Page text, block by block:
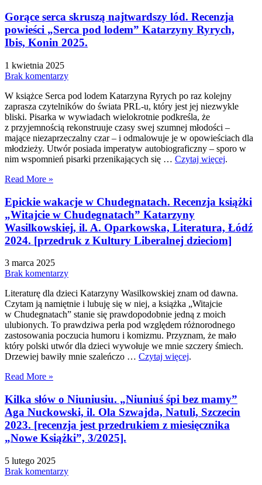
Gorące serca skruszą najtwardszy lód. Recenzja
powieści „Serca pod lodem” Katarzyny Ryrych,
Ibis, Konin 2025.
1 kwietnia 2025
Brak komentarzy
W książce Serca pod lodem Katarzyna Ryrych po raz kolejny
zaprasza czytelników do świata PRL-u, który jest jej niezwykle
bliski. Pisarka w wywiadach wielokrotnie podkreśla, że
z przyjemnością rekonstruuje czasy swej szumnej młodości –
mające niezaprzeczalny czar – i odmalowuje je w opowieściach dla
młodzieży. Utwór posiada imperatyw autobiograficzny – sporo w
nim wspomnień pisarki przenikających się … Czytaj więcej.
Read More »
Epickie wakacje w Chudegnatach. Recenzja książki
„Witajcie w Chudegnatach” Katarzyny
Wasilkowskiej, il. A. Oparkowska, Literatura, Łódź
2024. [przedruk z Kultury Liberalnej dzieciom]
3 marca 2025
Brak komentarzy
Literaturę dla dzieci Katarzyny Wasilkowskiej znam od dawna.
Czytam ją namiętnie i lubuję się w niej, a książka „Witajcie
w Chudegnatach” stanie się prawdopodobnie jedną z moich
ulubionych. To prawdziwa perła pod względem różnorodnego
zastosowania poczucia humoru i komizmu. Przyznam, że mało
który polski utwór dla dzieci wywołuje we mnie szczery śmiech.
Drzewiej bawiły mnie szaleńczo … Czytaj więcej.
Read More »
Kilka słów o Niuniusiu. „Niuniuś śpi bez mamy”
Aga Nuckowski, il. Ola Szwajda, Natuli, Szczecin
2023. [recenzja jest przedrukiem z miesięcznika
„Nowe Książki”, 3/2025].
5 lutego 2025
Brak komentarzy